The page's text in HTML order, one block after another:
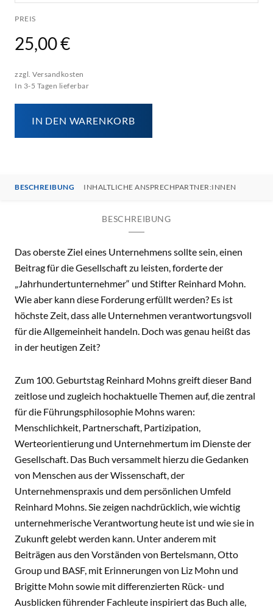
PREIS
25,00 €
zzgl. Versandkosten
In 3-5 Tagen lieferbar
IN DEN WARENKORB
BESCHREIBUNG INHALTLICHE ANSPRECHPARTNER:INNEN
BESCHREIBUNG
Das oberste Ziel eines Unternehmens sollte sein, einen
Beitrag für die Gesellschaft zu leisten, forderte der
„Jahrhundertunternehmer“ und Stifter Reinhard Mohn.
Wie aber kann diese Forderung erfüllt werden? Es ist
höchste Zeit, dass alle Unternehmen verantwortungsvoll
für die Allgemeinheit handeln. Doch was genau heißt das
in der heutigen Zeit?
Zum 100. Geburtstag Reinhard Mohns greift dieser Band
zeitlose und zugleich hochaktuelle Themen auf, die zentral
für die Führungsphilosophie Mohns waren:
Menschlichkeit, Partnerschaft, Partizipation,
Werteorientierung und Unternehmertum im Dienste der
Gesellschaft. Das Buch versammelt hierzu die Gedanken
von Menschen aus der Wissenschaft, der
Unternehmenspraxis und dem persönlichen Umfeld
Reinhard Mohns. Sie zeigen nachdrücklich, wie wichtig
unternehmerische Verantwortung heute ist und wie sie in
Zukunft gelebt werden kann. Unter anderem mit
Beiträgen aus den Vorständen von Bertelsmann, Otto
Group und BASF, mit Erinnerungen von Liz Mohn und
Brigitte Mohn sowie mit differenzierten Rück- und
Ausblicken führender Fachleute inspiriert das Buch alle,